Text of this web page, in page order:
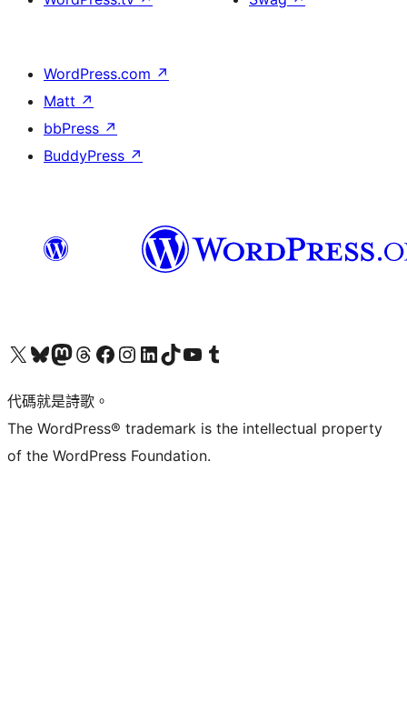
WordPress.com ↗
Matt ↗
bbPress ↗
BuddyPress ↗
Visit our X (formerly Twitter) account
Visit our Bluesky account
Visit our Mastodon account
Visit our Threads account
訪問我們的 Facebook 專頁Visit our Instagram account
Visit our LinkedIn account
Visit our TikTok account
Visit our YouTube channel
Visit our Tumblr account
代碼就是詩歌。
The WordPress® trademark is the intellectual property
of the WordPress Foundation.